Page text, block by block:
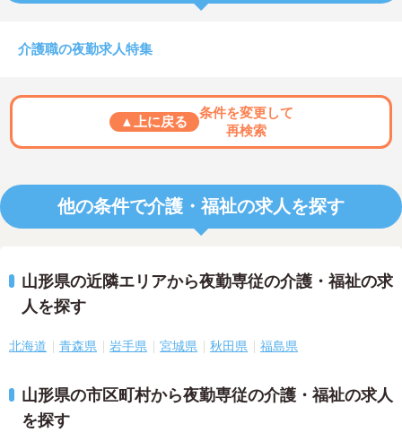
介護職の夜勤求人特集
▲上に戻る
条件を変更して
再検索
他の条件で介護・福祉の求人を探す
山形県の近隣エリアから夜勤専従の介護・福祉の求
人を探す
北海道 青森県 岩手県 宮城県 秋田県 福島県
山形県の市区町村から夜勤専従の介護・福祉の求人
を探す